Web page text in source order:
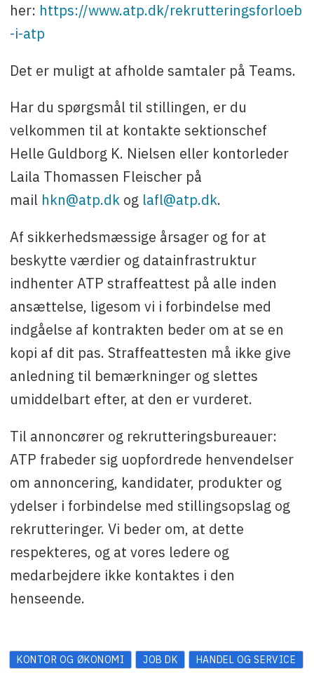
her: https://www.atp.dk/rekrutteringsforloeb
-i-atp
Det er muligt at afholde samtaler på Teams.
Har du spørgsmål til stillingen, er du
velkommen til at kontakte sektionschef
Helle Guldborg K. Nielsen eller kontorleder
Laila Thomassen Fleischer på
mail hkn@atp.dkog lafl@atp.dk.
Af sikkerhedsmæssige årsager og for at
beskytte værdier og datainfrastruktur
indhenter ATP straffeattest på alle inden
ansættelse, ligesom vi i forbindelse med
indgåelse af kontrakten beder om at se en
kopi af dit pas. Straffeattesten må ikke give
anledning til bemærkninger og slettes
umiddelbart efter, at den er vurderet.
Til annoncører og rekrutteringsbureauer:
ATP frabeder sig uopfordrede henvendelser
om annoncering, kandidater, produkter og
ydelser i forbindelse med stillingsopslag og
rekrutteringer. Vi beder om, at dette
respekteres, og at vores ledere og
medarbejdere ikke kontaktes i den
henseende.
KONTOR OG ØKONOMI JOB DK
HANDEL OG SERVICE